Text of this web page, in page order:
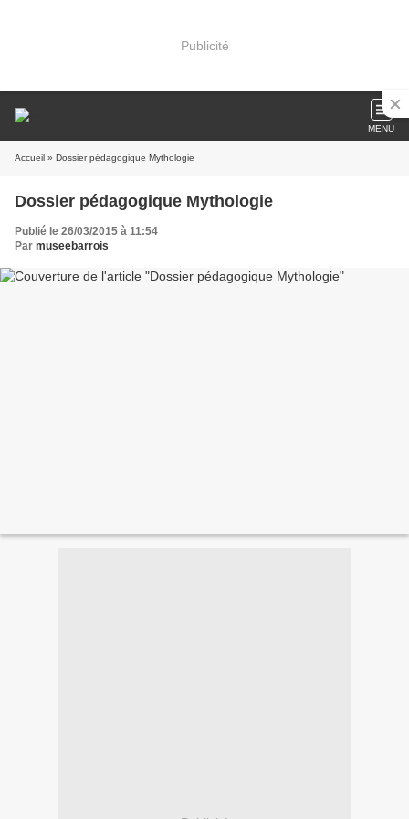
Publicité
MENU
Accueil » Dossier pédagogique Mythologie
Dossier pédagogique Mythologie
Publié le 26/03/2015 à 11:54
Par museebarrois